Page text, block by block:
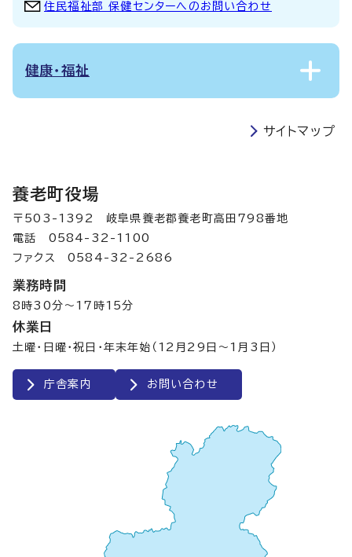
住民福祉部 保健センターへのお問い合わせ
健康・福祉
サイトマップ
養老町役場
〒503-1392 岐阜県養老郡養老町高田798番地
電話 0584-32-1100
ファクス 0584-32-2686
業務時間
8時30分～17時15分
休業日
土曜・日曜・祝日・年末年始（12月29日～1月3日）
庁舎案内 お問い合わせ